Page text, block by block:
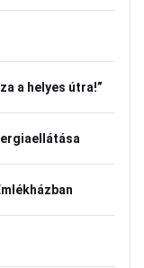
a helyes útra!”